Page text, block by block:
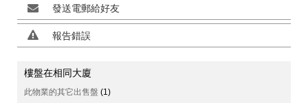
發送電郵給好友
報告錯誤
樓盤在相同大廈
此物業的其它出售盤 (1)